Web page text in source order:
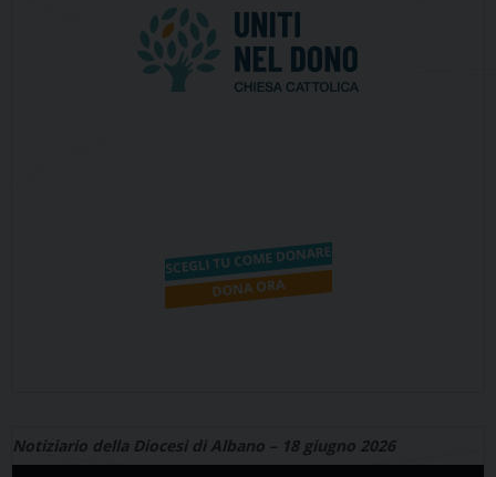
Notiziario della Diocesi di Albano – 18 giugno 2026